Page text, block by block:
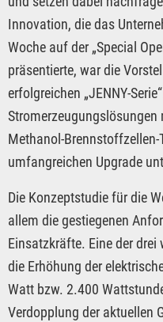
Innovation, die das
Woche auf der „Special
präsentierte, war die
erfolgreichen „JENNY-
Stromerzeugungslösungen
Methanol-
umfangreichen Upgrade
Die Konzeptstudie für die
allem die gestiegenen
Einsatzkräfte. Eine der
die Erhöhung der
Watt bzw. 2.400
Verdopplung der aktuellen